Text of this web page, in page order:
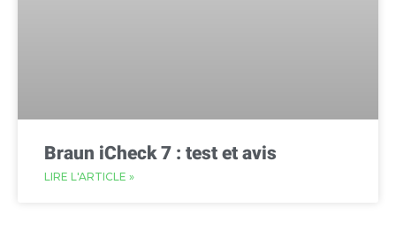
Braun iCheck 7 : test et avis
LIRE L'ARTICLE »